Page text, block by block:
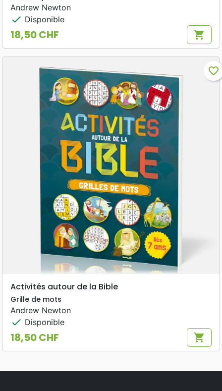
Andrew Newton
check Disponible
Prix
18,50 CHF shopping_cart
favorite_border
Activités autour de la Bible
Grille de mots
Andrew Newton
check Disponible
Prix
18,50 CHF shopping_cart